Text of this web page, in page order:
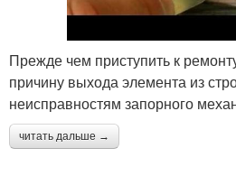
Прежде чем приступить к
причину выхода элемента из
неисправностям запорного
читать дальше →